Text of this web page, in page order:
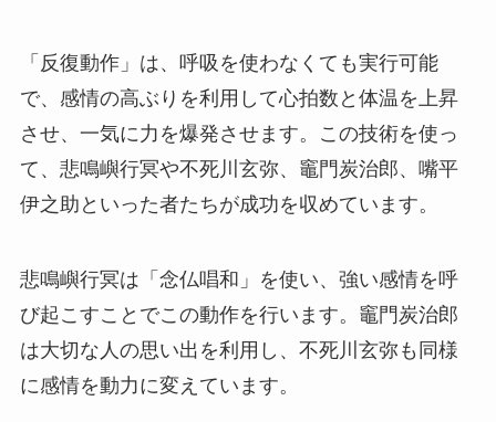
「反復動作」は、呼吸を使わなくても実行可能
で、感情の高ぶりを利用して心拍数と体温を上昇
させ、一気に力を爆発させます。この技術を使っ
て、悲鳴嶼行冥や不死川玄弥、竈門炭治郎、嘴平
伊之助といった者たちが成功を収めています。
悲鳴嶼行冥は「念仏唱和」を使い、強い感情を呼
び起こすことでこの動作を行います。竈門炭治郎
は大切な人の思い出を利用し、不死川玄弥も同様
に感情を動力に変えています。